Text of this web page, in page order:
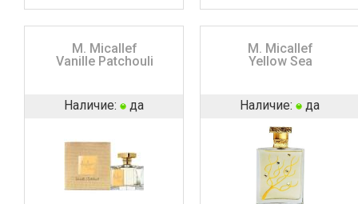
M. Micallef
Vanille Patchouli
Наличие: да
M. Micallef
Yellow Sea
Наличие: да